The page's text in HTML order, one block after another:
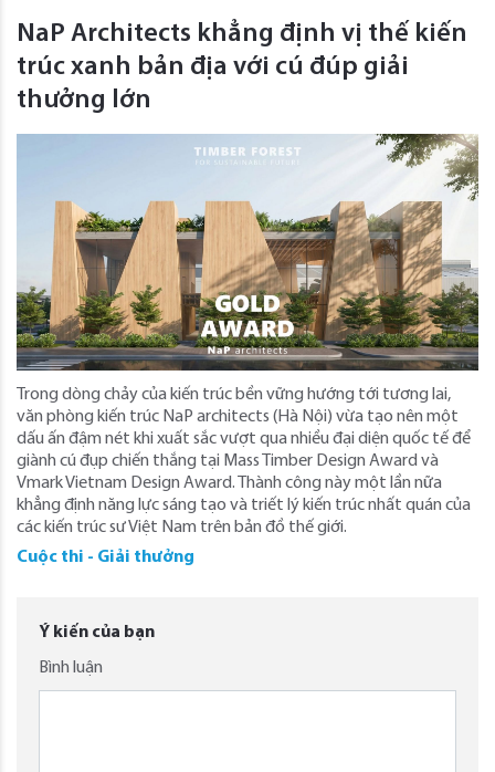
NaP Architects khẳng định vị thế kiến
trúc xanh bản địa với cú đúp giải
thưởng lớn
Trong dòng chảy của kiến trúc bền vững hướng tới tương lai,
văn phòng kiến trúc NaP architects (Hà Nội) vừa tạo nên một
dấu ấn đậm nét khi xuất sắc vượt qua nhiều đại diện quốc tế để
giành cú đụp chiến thắng tại Mass Timber Design Award và
Vmark Vietnam Design Award. Thành công này một lần nữa
khẳng định năng lực sáng tạo và triết lý kiến trúc nhất quán của
các kiến trúc sư Việt Nam trên bản đồ thế giới.
Cuộc thi - Giải thưởng
Ý kiến của bạn
Bình luận